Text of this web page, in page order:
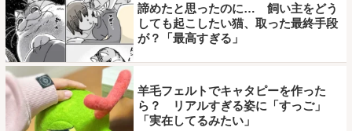
諦めたと思ったのに… 飼い主をどう
しても起こしたい猫、取った最終手段
が？「最高すぎる」
羊毛フェルトでキャタピーを作った
ら？ リアルすぎる姿に「すっご」
「実在してるみたい」